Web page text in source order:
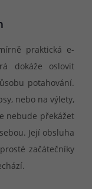
praktická e-
dokáže oslovit
potahování.
nebo na výlety,
nebude překážet
Její obsluha
začátečníky